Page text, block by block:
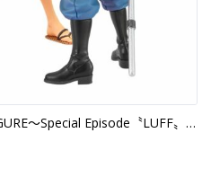
[日版]ONE PIECE magazine FIGURE～Special Episode〝LUFF〟三兄弟 (3個SET)